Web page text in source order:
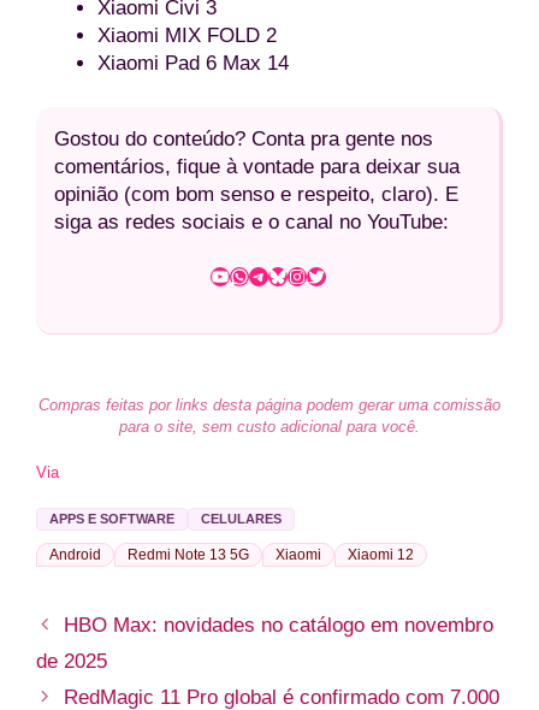
Xiaomi Civi 3
Xiaomi MIX FOLD 2
Xiaomi Pad 6 Max 14
Gostou do conteúdo? Conta pra gente nos
comentários, fique à vontade para deixar sua
opinião (com bom senso e respeito, claro). E
siga as redes sociais e o canal no YouTube:
Youtube WhatsApp TelegramBluesky InstagramTwitter
Compras feitas por links desta página podem gerar uma comissão
para o site, sem custo adicional para você.
Via
APPS E SOFTWARE CELULARES
Android Redmi Note 13 5G Xiaomi Xiaomi 12
HBO Max: novidades no catálogo em novembro
de 2025
RedMagic 11 Pro global é confirmado com 7.000